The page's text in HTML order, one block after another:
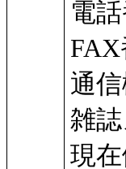
電
通
雑
現